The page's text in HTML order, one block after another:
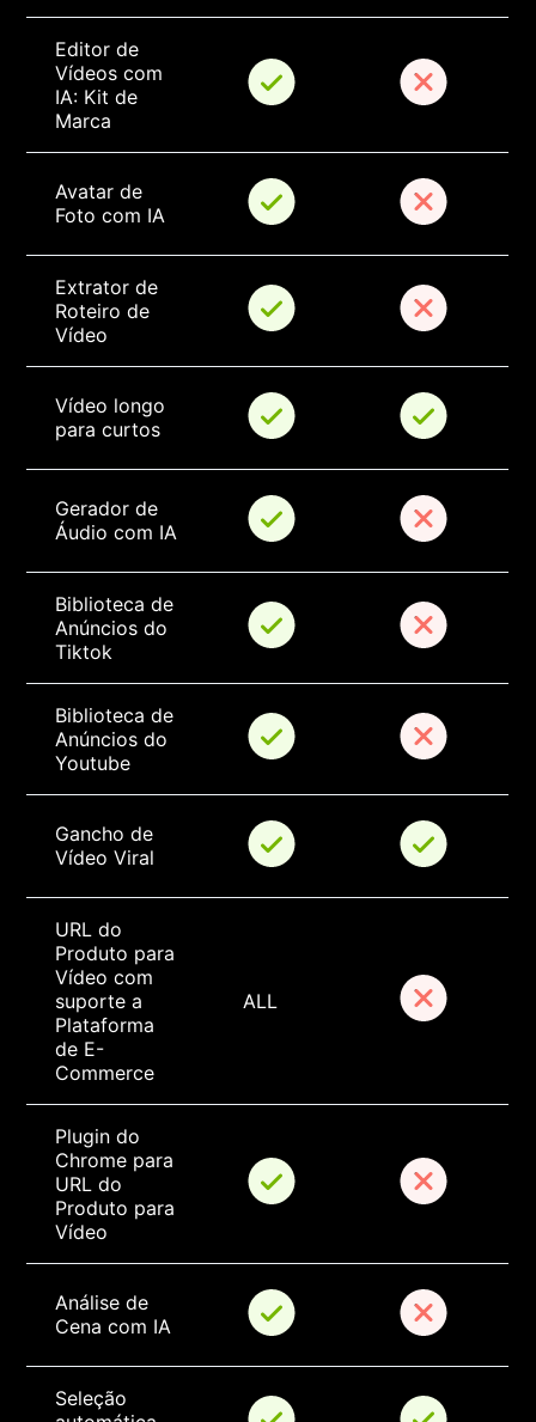
Editor de
Vídeos com
IA: Kit de
Marca
Avatar de
Foto com IA
Extrator de
Roteiro de
Vídeo
Vídeo longo
para curtos
Gerador de
Áudio com IA
Biblioteca de
Anúncios do
Tiktok
Biblioteca de
Anúncios do
Youtube
Gancho de
Vídeo Viral
URL do
Produto para
Vídeo com
suporte a
Plataforma
de E-
Commerce
ALL
Plugin do
Chrome para
URL do
Produto para
Vídeo
Análise de
Cena com IA
Seleção